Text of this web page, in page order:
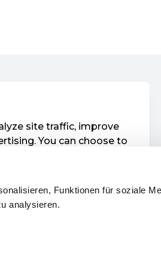
Funktionen für soziale
analysieren.